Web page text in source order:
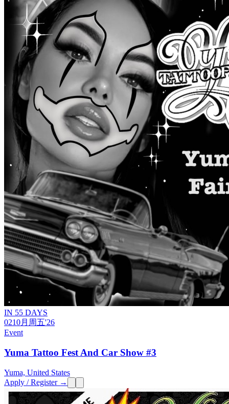
IN 55 DAYS
0210月 周五'26
Event
Yuma Tattoo Fest And Car Show #3
Yuma, United States
Apply / Register →